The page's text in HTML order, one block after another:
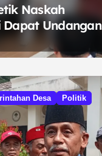
Naskah
Undangan
Presiden
Desa Politik